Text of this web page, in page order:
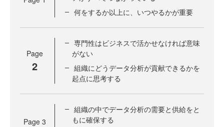
何をするか以上に、いつやるかが重要
Page
2
専門性はビジネスで活かせなければ意味
がない
組織にどうデータ分析が貢献できるかを
起点に思考する
Page 3
組織の中でデータ分析の需要と供給をと
もに確保する